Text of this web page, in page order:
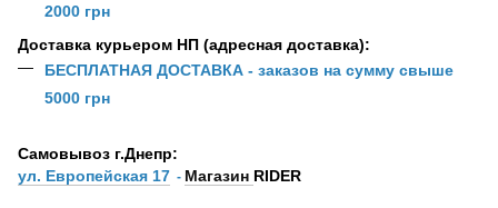
2000 грн
Доставка курьером НП (адресная доставка):
БЕСПЛАТНАЯ ДОСТАВКА - заказов на сумму свыше
5000 грн
Самовывоз г.Днепр:
ул. Европейская 17 - Магазин RIDER